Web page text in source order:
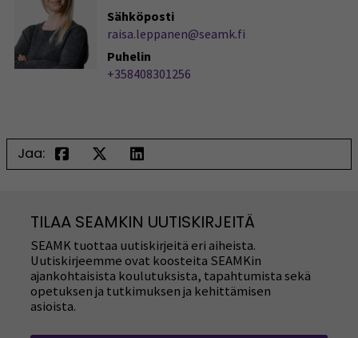
Sähköposti
raisa.leppanen@seamk.fi
Puhelin
+358408301256
Jaa:
TILAA SEAMKIN UUTISKIRJEITÄ
SEAMK tuottaa uutiskirjeitä eri aiheista.
Uutiskirjeemme ovat koosteita SEAMKin
ajankohtaisista koulutuksista, tapahtumista sekä
opetuksen ja tutkimuksen ja kehittämisen
asioista.